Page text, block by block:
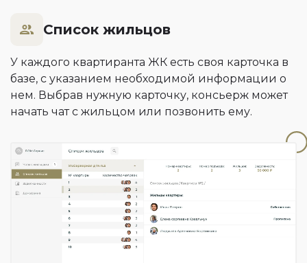
Список жильцов
У каждого квартиранта ЖК есть своя карточка в
базе, с указанием необходимой информации о
нем. Выбрав нужную карточку, консьерж может
начать чат с жильцом или позвонить ему.